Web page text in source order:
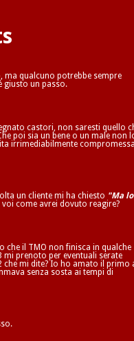
ma qualcuno potrebbe sempre
giusto un passo.
castori, non saresti quello
poi sia un bene o un male non
irrimediabilmente
un cliente mi ha chiesto "Ma lo
come avrei dovuto reagire?
che il TMO non finisca in qualche
mi prenoto per eventuali serate
che mi dite? Io ho amato il primo
senza sosta ai tempi di